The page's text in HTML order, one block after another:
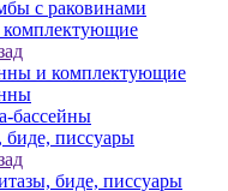
с раковинами
и комплектующие
бассейны
биде, писсуары
биде, писсуары